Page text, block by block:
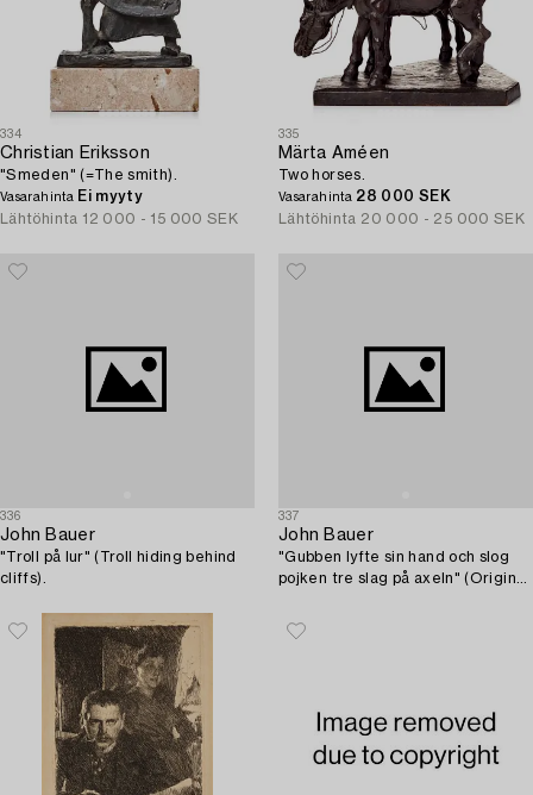
334
Christian Eriksson
"Smeden" (=The smith).
Vasarahinta Ei myyty
Lähtöhinta 12 000 - 15 000 SEK
335
Märta Améen
Two horses.
Vasarahinta 28 000 SEK
Lähtöhinta 20 000 - 25 000 SEK
336
John Bauer
"Troll på lur" (Troll hiding behind
cliffs).
337
John Bauer
"Gubben lyfte sin hand och slog
pojken tre slag på axeln" (Original
fairytale).